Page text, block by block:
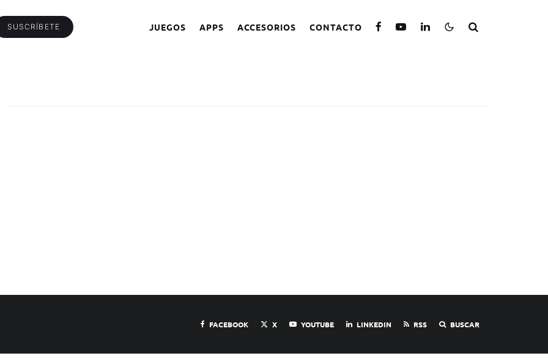
SUSCRÍBETE JUEGOS APPS ACCESORIOS CONTACTO
FACEBOOK X YOUTUBE LINKEDIN RSS BUSCAR